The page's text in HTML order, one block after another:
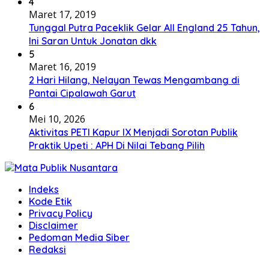
Maret 17, 2019
Tunggal Putra Paceklik Gelar All England 25 Tahun,
Ini Saran Untuk Jonatan dkk
5
Maret 16, 2019
2 Hari Hilang, Nelayan Tewas Mengambang di
Pantai Cipalawah Garut
6
Mei 10, 2026
Aktivitas PETI Kapur IX Menjadi Sorotan Publik
Praktik Upeti : APH Di Nilai Tebang Pilih
Indeks
Kode Etik
Privacy Policy
Disclaimer
Pedoman Media Siber
Redaksi